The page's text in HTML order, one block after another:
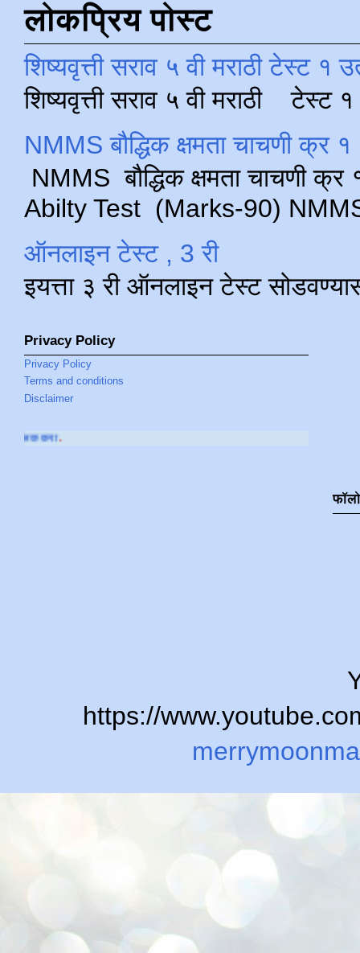
लोकप्रिय पोस्ट
शिष्यवृत्ती सराव ५ वी मराठी टेस्ट १
शिष्यवृत्ती सराव ५ वी मराठी टेस्ट
NMMS बौद्धिक क्षमता चाचणी क्र
NMMS बौद्धिक क्षमता चाचणी
Abilty Test (Marks-90) NMMS
ऑनलाइन टेस्ट , 3 री
इयत्ता ३ री ऑनलाइन टेस्ट
Privacy Policy
Privacy Policy
Terms and conditions
Disclaimer
https://